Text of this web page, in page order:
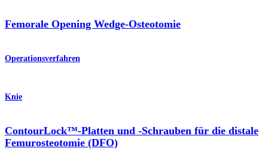
Femorale Opening Wedge-Osteotomie
Operationsverfahren
Knie
ContourLock™-Platten und -Schrauben für die distale
Femurosteotomie (DFO)